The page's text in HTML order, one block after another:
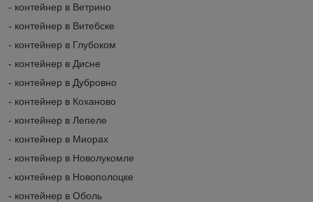
- контейнер в Ветрино
- контейнер в Витебске
- контейнер в Глубоком
- контейнер в Дисне
- контейнер в Дубровно
- контейнер в Коханово
- контейнер в Лепеле
- контейнер в Миорах
- контейнер в Новолукомле
- контейнер в Новополоцке
- контейнер в Оболь